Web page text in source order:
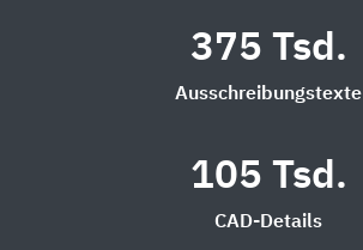
375 Tsd.
Ausschreibungstexte
105 Tsd.
CAD-Details